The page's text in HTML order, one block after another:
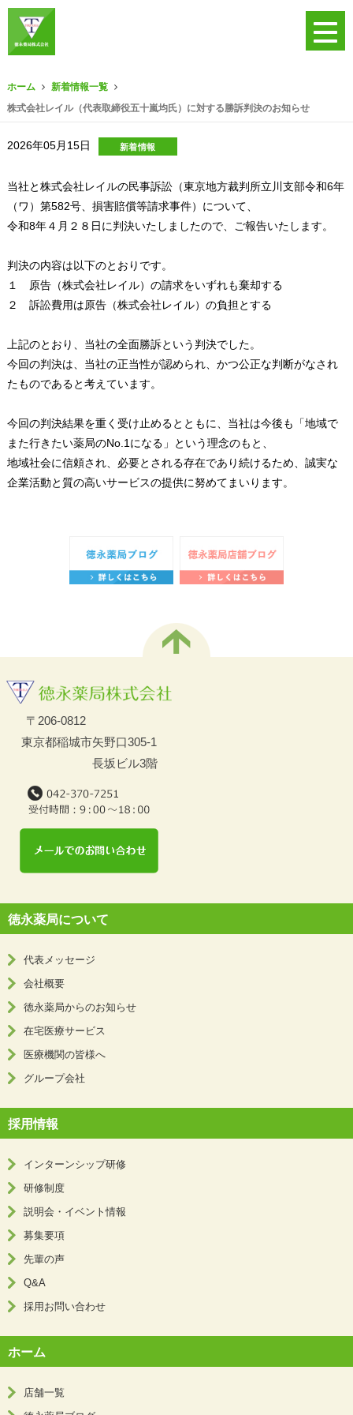
ホーム
新着情報一覧
株式会社レイル（代表取締役五十嵐均氏）に対する勝訴判決のお知らせ
2026年05月15日 新着情報
当社と株式会社レイルの民事訴訟（東京地方裁判所立川支部令和6年
（ワ）第582号、損害賠償等請求事件）について、
令和8年４月２８日に判決いたしましたので、ご報告いたします。
判決の内容は以下のとおりです。
１ 原告（株式会社レイル）の請求をいずれも棄却する
２ 訴訟費用は原告（株式会社レイル）の負担とする
上記のとおり、当社の全面勝訴という判決でした。
今回の判決は、当社の正当性が認められ、かつ公正な判断がなされ
たものであると考えています。
今回の判決結果を重く受け止めるとともに、当社は今後も「地域で
また行きたい薬局のNo.1になる」という理念のもと、
地域社会に信頼され、必要とされる存在であり続けるため、誠実な
企業活動と質の高いサービスの提供に努めてまいります。
〒206-0812
東京都稲城市矢野口305-1
長坂ビル3階
徳永薬局について
代表メッセージ
会社概要
徳永薬局からのお知らせ
在宅医療サービス
医療機関の皆様へ
グループ会社
採用情報
インターンシップ研修
研修制度
説明会・イベント情報
募集要項
先輩の声
Q&A
採用お問い合わせ
ホーム
店舗一覧